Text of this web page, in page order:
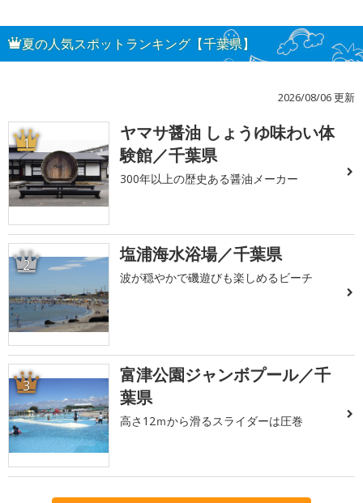
夏の人気スポットランキング【千葉県】
2026/08/06 更新
1
ヤマサ醤油 しょうゆ味わい体
験館／千葉県
300年以上の歴史ある醤油メーカー
2 塩浦海水浴場／千葉県
波が穏やかで磯遊びも楽しめるビーチ
3
富津公園ジャンボプール／千
葉県
高さ12ｍから滑るスライダーは圧巻